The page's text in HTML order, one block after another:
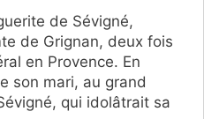
de Sévigné,
de Grignan, deux fois
en Provence. En
son mari, au grand
qui idolâtrait sa